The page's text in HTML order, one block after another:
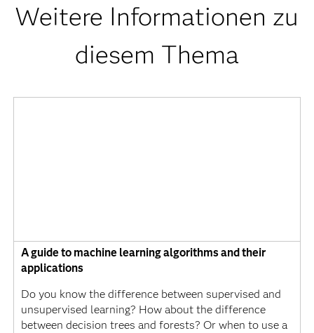
Weitere Informationen zu
diesem Thema
A guide to machine learning algorithms and their
applications
Do you know the difference between supervised and
unsupervised learning? How about the difference
between decision trees and forests? Or when to use a